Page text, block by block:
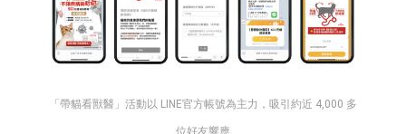
「帶貓看獸醫」活動以 LINE官方帳號為主力，吸引約近 4,000 多
位好友響應